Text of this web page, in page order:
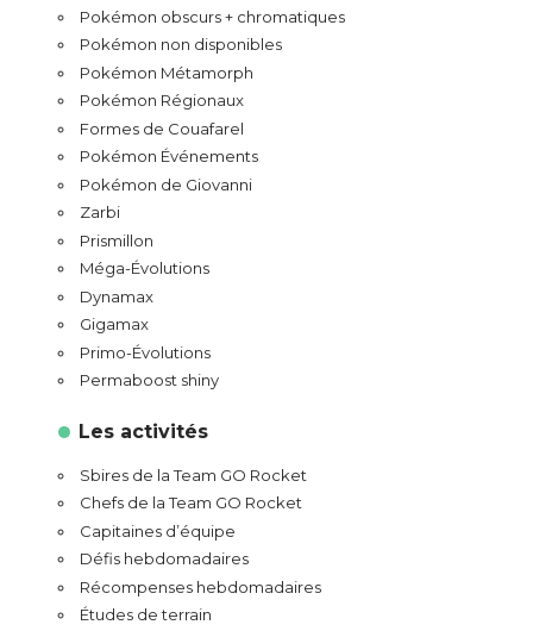
Pokémon obscurs + chromatiques
Pokémon non disponibles
Pokémon Métamorph
Pokémon Régionaux
Formes de Couafarel
Pokémon Événements
Pokémon de Giovanni
Zarbi
Prismillon
Méga-Évolutions
Dynamax
Gigamax
Primo-Évolutions
Permaboost shiny
Les activités
Sbires de la Team GO Rocket
Chefs de la Team GO Rocket
Capitaines d’équipe
Défis hebdomadaires
Récompenses hebdomadaires
Études de terrain